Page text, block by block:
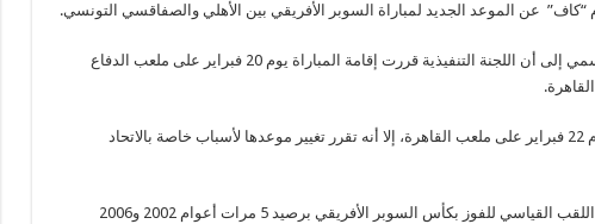
“كاف” عن الموعد الجديد لمباراة السوبر الأفريقي بين الأهلي والصفاقسي التونسي.
وأشار “الكاف” على موقعه الرسمي إلى أن اللجنة التنفيذية قررت إقامة المباراة يوم 20 فبراير على ملعب الدفاع
أوضح ان اللقاء كان مقررًا له يوم 22 فبراير على ملعب القاهرة، إلا أنه تقرر تغيير موعدها لأسباب خاصة بالاتحاد
يُذكر أن المارد الاحمر هو حامل اللقب القياسي للفوز بكأس السوبر الأفريقي برصيد 5 مرات أعوام 2002 و2006